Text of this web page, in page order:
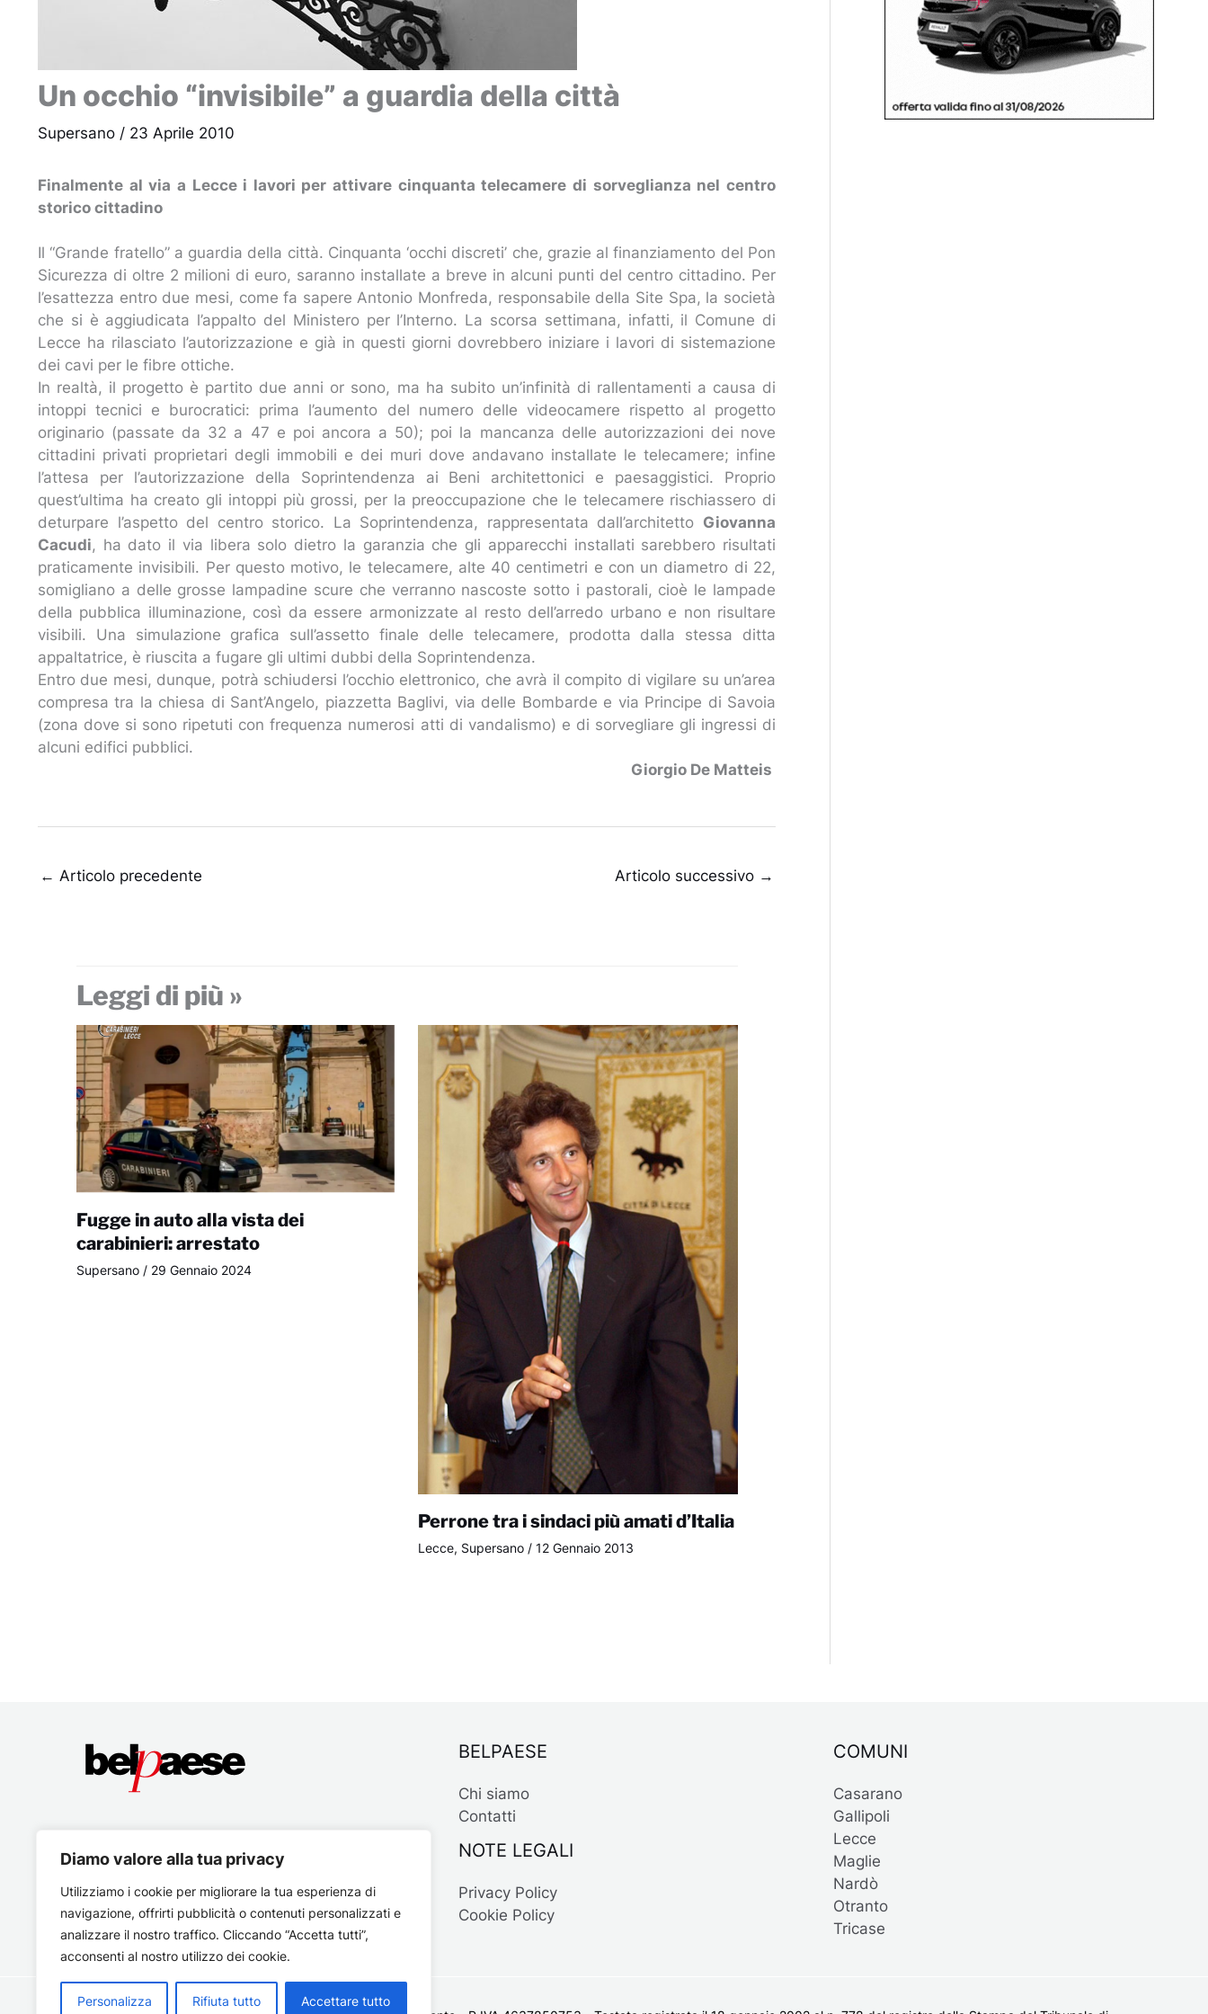
Diamo valore alla tua privacy
Utilizziamo i cookie per migliorare la tua esperienza di
navigazione, offrirti pubblicità o contenuti personalizzati e
analizzare il nostro traffico. Cliccando “Accetta tutti”,
acconsenti al nostro utilizzo dei cookie.
Personalizza Rifiuta tutto Accettare tutto
Un occhio “invisibile” a guardia della città
Supersano / 23 Aprile 2010
Finalmente al via a Lecce i lavori per attivare cinquanta telecamere di sorveglianza nel centro
storico cittadino
Il “Grande fratello” a guardia della città. Cinquanta ‘occhi discreti’ che, grazie al finanziamento del Pon
Sicurezza di oltre 2 milioni di euro, saranno installate a breve in alcuni punti del centro cittadino. Per
l’esattezza entro due mesi, come fa sapere Antonio Monfreda, responsabile della Site Spa, la società
che si è aggiudicata l’appalto del Ministero per l’Interno. La scorsa settimana, infatti, il Comune di
Lecce ha rilasciato l’autorizzazione e già in questi giorni dovrebbero iniziare i lavori di sistemazione
dei cavi per le fibre ottiche.
In realtà, il progetto è partito due anni or sono, ma ha subito un’infinità di rallentamenti a causa di
intoppi tecnici e burocratici: prima l’aumento del numero delle videocamere rispetto al progetto
originario (passate da 32 a 47 e poi ancora a 50); poi la mancanza delle autorizzazioni dei nove
cittadini privati proprietari degli immobili e dei muri dove andavano installate le telecamere; infine
l’attesa per l’autorizzazione della Soprintendenza ai Beni architettonici e paesaggistici. Proprio
quest’ultima ha creato gli intoppi più grossi, per la preoccupazione che le telecamere rischiassero di
deturpare l’aspetto del centro storico. La Soprintendenza, rappresentata dall’architetto Giovanna
Cacudi, ha dato il via libera solo dietro la garanzia che gli apparecchi installati sarebbero risultati
praticamente invisibili. Per questo motivo, le telecamere, alte 40 centimetri e con un diametro di 22,
somigliano a delle grosse lampadine scure che verranno nascoste sotto i pastorali, cioè le lampade
della pubblica illuminazione, così da essere armonizzate al resto dell’arredo urbano e non risultare
visibili. Una simulazione grafica sull’assetto finale delle telecamere, prodotta dalla stessa ditta
appaltatrice, è riuscita a fugare gli ultimi dubbi della Soprintendenza.
Entro due mesi, dunque, potrà schiudersi l’occhio elettronico, che avrà il compito di vigilare su un’area
compresa tra la chiesa di Sant’Angelo, piazzetta Baglivi, via delle Bombarde e via Principe di Savoia
(zona dove si sono ripetuti con frequenza numerosi atti di vandalismo) e di sorvegliare gli ingressi di
alcuni edifici pubblici.
Giorgio De Matteis
← Articolo precedente Articolo successivo →
Leggi di più »
Fugge in auto alla vista dei
carabinieri: arrestato
Supersano/ 29 Gennaio 2024
Perrone tra i sindaci più amati d’Italia
Lecce, Supersano / 12 Gennaio 2013
BELPAESE
Chi siamo
Contatti
NOTE LEGALI
Privacy Policy
Cookie Policy
COMUNI
Casarano
Gallipoli
Lecce
Maglie
Nardò
Otranto
Tricase